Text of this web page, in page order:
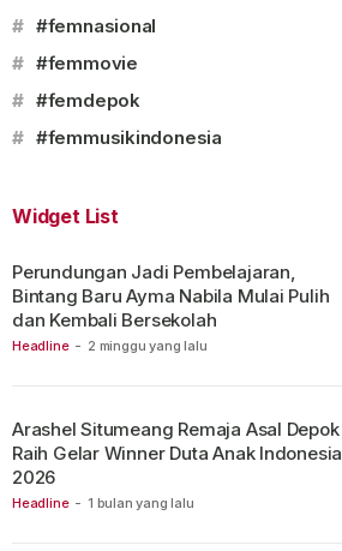
# #femnasional
# #femmovie
# #femdepok
# #femmusikindonesia
Widget List
Headline - 2 minggu yang lalu
Perundungan Jadi Pembelajaran,
Bintang Baru Ayma Nabila Mulai Pulih
dan Kembali Bersekolah
Headline - 1 bulan yang lalu
Arashel Situmeang Remaja Asal Depok
Raih Gelar Winner Duta Anak Indonesia
2026